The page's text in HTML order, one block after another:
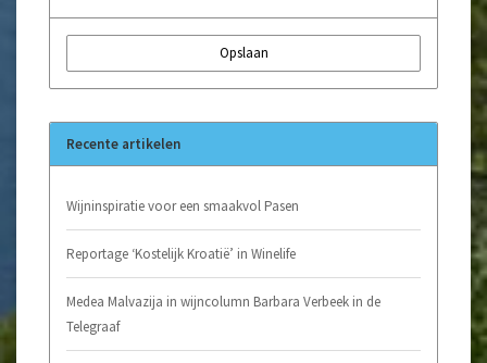
Opslaan
Recente artikelen
Wijninspiratie voor een smaakvol Pasen
Reportage ‘Kostelijk Kroatië’ in Winelife
Medea Malvazija in wijncolumn Barbara Verbeek in de
Telegraaf